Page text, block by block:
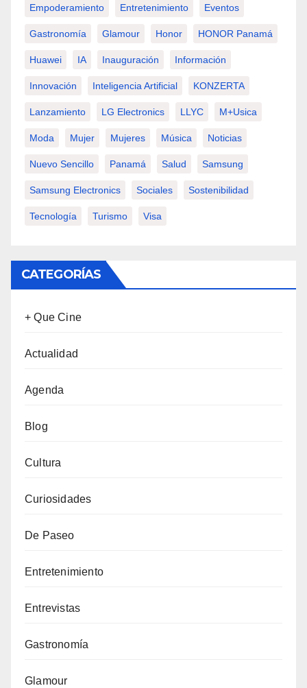
Empoderamiento Entretenimiento Eventos
Gastronomía Glamour Honor HONOR Panamá
Huawei IA Inauguración Información
Innovación Inteligencia Artificial KONZERTA
Lanzamiento LG Electronics LLYC M+usica
Moda Mujer Mujeres Música Noticias
Nuevo Sencillo Panamá Salud Samsung
Samsung Electronics Sociales Sostenibilidad
Tecnología Turismo Visa
CATEGORÍAS
+ Que Cine
Actualidad
Agenda
Blog
Cultura
Curiosidades
De Paseo
Entretenimiento
Entrevistas
Gastronomía
Glamour